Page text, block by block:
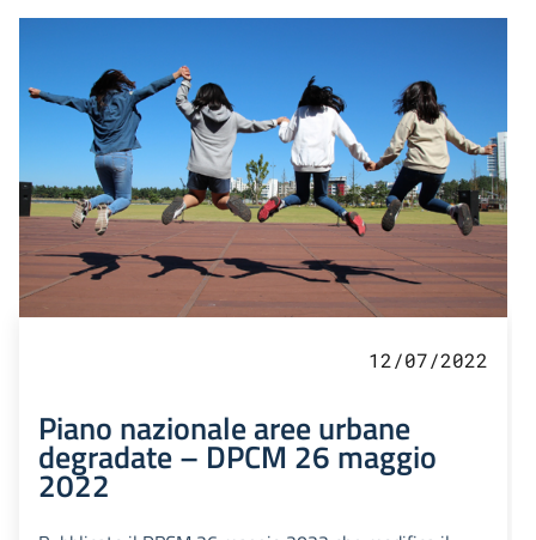
12/07/2022
Piano nazionale aree urbane
degradate – DPCM 26 maggio
2022